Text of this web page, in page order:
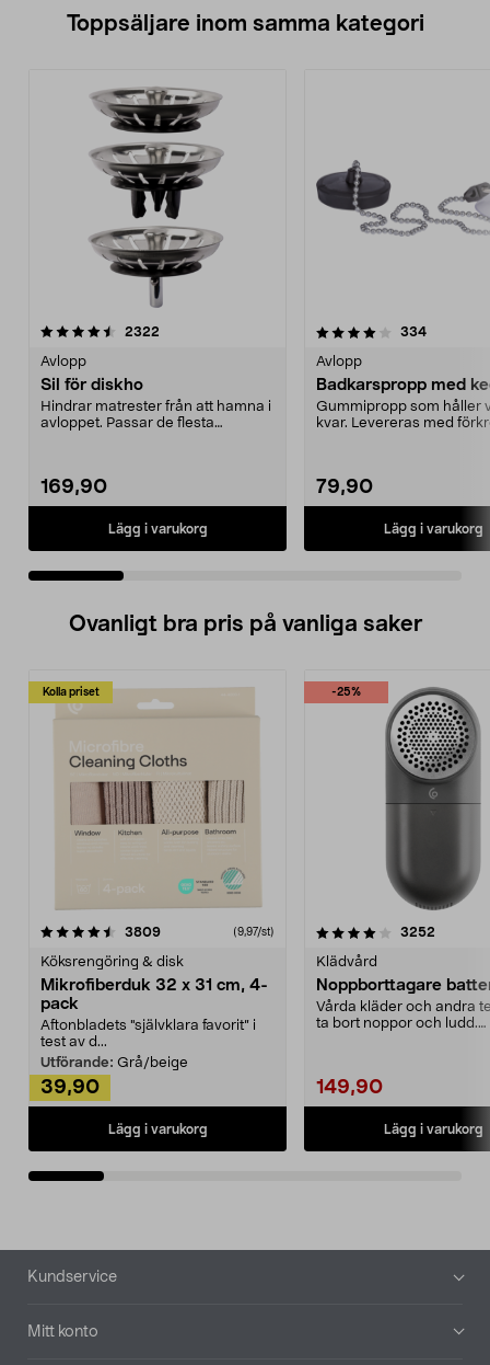
Toppsäljare inom samma kategori
2322
Avlopp
Sil för diskho
Hindrar matrester från att hamna i
avloppet. Passar de flesta
169,90
Lägg i varukorg
4.0 av 5 stjärnor 334
Avlopp
Badkarspropp med
Gummipropp som håller
kvar. Levereras med
79,90
Lägg i varukorg
4.5 av 5 stjärnor
Ovanligt bra pris på vanliga saker
Kolla priset
3809recensioner (9,97/st)
Köksrengöring & disk
Mikrofiberduk 32 x 31 cm, 4-
pack
Aftonbladets "självklara favorit” i
test av d...
Utförande: Grå/beige
39,90
Lägg i varukorg
-25%
4.0av 5 stjärnor 3252
Klädvård
Noppborttagare
Vårda kläder och andra
ta bort noppor och ludd.
149,90
Lägg i varukorg
4.5av 5 stjärnor
Sidfot
Kundservice
Mitt konto